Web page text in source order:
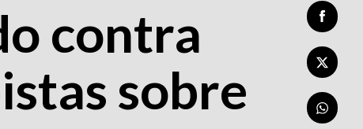
contra
sobre